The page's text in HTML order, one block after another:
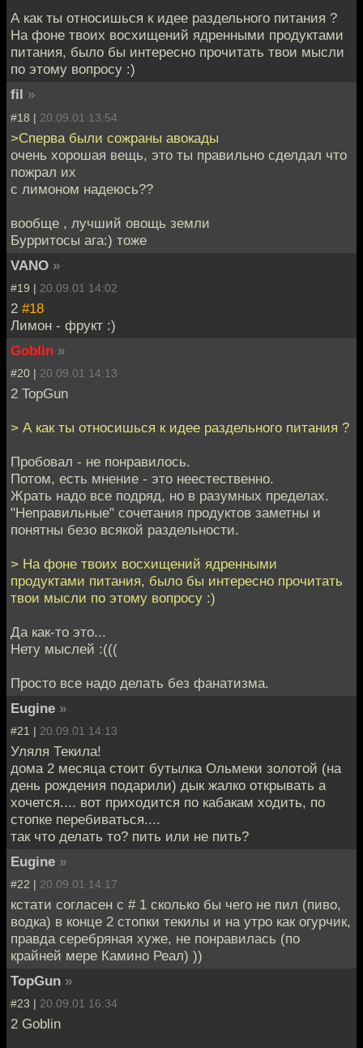
А как ты относишься к идее раздельного питания ?
На фоне твоих восхищений ядренными продуктами
питания, было бы интересно прочитать твои мысли
по этому вопросу :)
fil »
#18 | 20.09.01 13:54
>Сперва были сожраны авокады
очень хорошая вещь, это ты правильно сделдал что
пожрал их
с лимоном надеюсь??
вообще , лучший овощь земли
Бурритосы ага:) тоже
VANO »
#19 | 20.09.01 14:02
2 #18
Лимон - фрукт :)
Goblin »
#20 | 20.09.01 14:13
2 TopGun
> А как ты относишься к идее раздельного питания ?
Пробовал - не понравилось.
Потом, есть мнение - это неестественно.
Жрать надо все подряд, но в разумных пределах.
"Неправильные" сочетания продуктов заметны и
понятны безо всякой раздельности.
> На фоне твоих восхищений ядренными
продуктами питания, было бы интересно прочитать
твои мысли по этому вопросу :)
Да как-то это...
Нету мыслей :(((
Просто все надо делать без фанатизма.
Eugine »
#21 | 20.09.01 14:13
Уляля Текила!
дома 2 месяца стоит бутылка Ольмеки золотой (на
день рождения подарили) дык жалко открывать а
хочется.... вот приходится по кабакам ходить, по
стопке перебиваться....
так что делать то? пить или не пить?
Eugine »
#22 | 20.09.01 14:17
кстати согласен с # 1 сколько бы чего не пил (пиво,
водка) в конце 2 стопки текилы и на утро как огурчик,
правда серебряная хуже, не понравилась (по
крайней мере Камино Реал) ))
TopGun »
#23 | 20.09.01 16:34
2 Goblin